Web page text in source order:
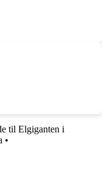
til Elgiganten i
•